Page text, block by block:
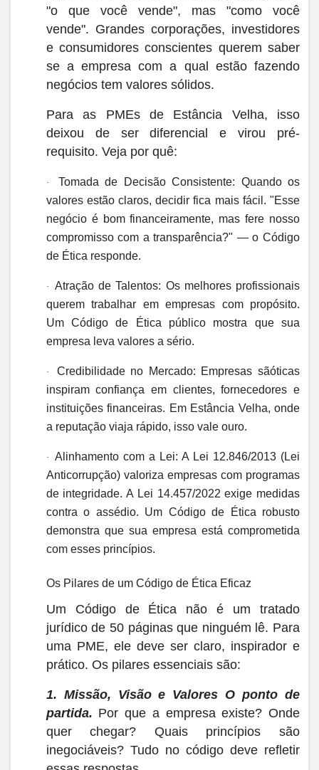
"o que você vende", mas "como você
vende". Grandes corporações, investidores
e consumidores conscientes querem saber
se a empresa com a qual estão fazendo
negócios tem valores sólidos.
Para as PMEs de Estância Velha, isso
deixou de ser diferencial e virou pré-
requisito. Veja por quê:
· Tomada de Decisão Consistente: Quando os
valores estão claros, decidir fica mais fácil. "Esse
negócio é bom financeiramente, mas fere nosso
compromisso com a transparência?" — o Código
de Ética responde.
· Atração de Talentos: Os melhores profissionais
querem trabalhar em empresas com propósito.
Um Código de Ética público mostra que sua
empresa leva valores a sério.
· Credibilidade no Mercado: Empresas sãóticas
inspiram confiança em clientes, fornecedores e
instituições financeiras. Em Estância Velha, onde
a reputação viaja rápido, isso vale ouro.
· Alinhamento com a Lei: A Lei 12.846/2013 (Lei
Anticorrupção)valoriza empresas com programas
de integridade. A Lei 14.457/2022 exige medidas
contra o assédio. Um Código de Ética robusto
demonstra que sua empresa está comprometida
com esses princípios.
Os Pilares de um Código de Ética Eficaz
Um Código de Ética não é um tratado
jurídico de 50 páginas que ninguém lê. Para
uma PME, ele deve ser claro, inspirador e
prático. Os pilares essenciais são:
1. Missão, Visão e Valores O ponto de
partida. Por que a empresa existe? Onde
quer chegar? Quais princípios são
inegociáveis? Tudo no código deve refletir